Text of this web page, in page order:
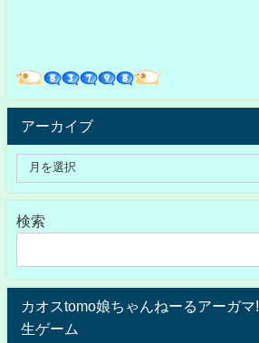
アーカイブ
検索
カオスtomo娘ちゃんねーるアーガマ
生ゲーム